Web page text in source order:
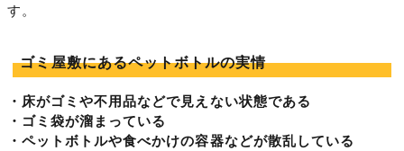
す。
ゴミ屋敷にあるペットボトルの実情
・床がゴミや不用品などで見えない状態である
・ゴミ袋が溜まっている
・ペットボトルや食べかけの容器などが散乱している